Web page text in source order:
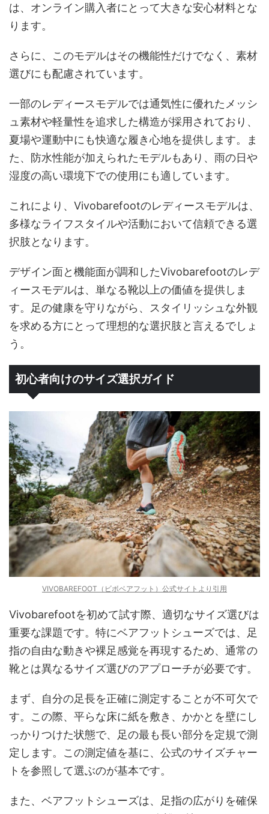
は、オンライン購入者にとって大きな安心材料とな
ります。
さらに、このモデルはその機能性だけでなく、素材
選びにも配慮されています。
一部のレディースモデルでは通気性に優れたメッシ
ュ素材や軽量性を追求した構造が採用されており、
夏場や運動中にも快適な履き心地を提供します。ま
た、防水性能が加えられたモデルもあり、雨の日や
湿度の高い環境下での使用にも適しています。
これにより、Vivobarefootのレディースモデルは、
多様なライフスタイルや活動において信頼できる選
択肢となります。
デザイン面と機能面が調和したVivobarefootのレデ
ィースモデルは、単なる靴以上の価値を提供しま
す。足の健康を守りながら、スタイリッシュな外観
を求める方にとって理想的な選択肢と言えるでしょ
う。
初心者向けのサイズ選択ガイド
VIVOBAREFOOT（ビボベアフット）公式サイトより引用
Vivobarefootを初めて試す際、適切なサイズ選びは
重要な課題です。特にベアフットシューズでは、足
指の自由な動きや裸足感覚を再現するため、通常の
靴とは異なるサイズ選びのアプローチが必要です。
まず、自分の足長を正確に測定することが不可欠で
す。この際、平らな床に紙を敷き、かかとを壁にし
っかりつけた状態で、足の最も長い部分を定規で測
定します。この測定値を基に、公式のサイズチャー
トを参照して選ぶのが基本です。
また、ベアフットシューズは、足指の広がりを確保